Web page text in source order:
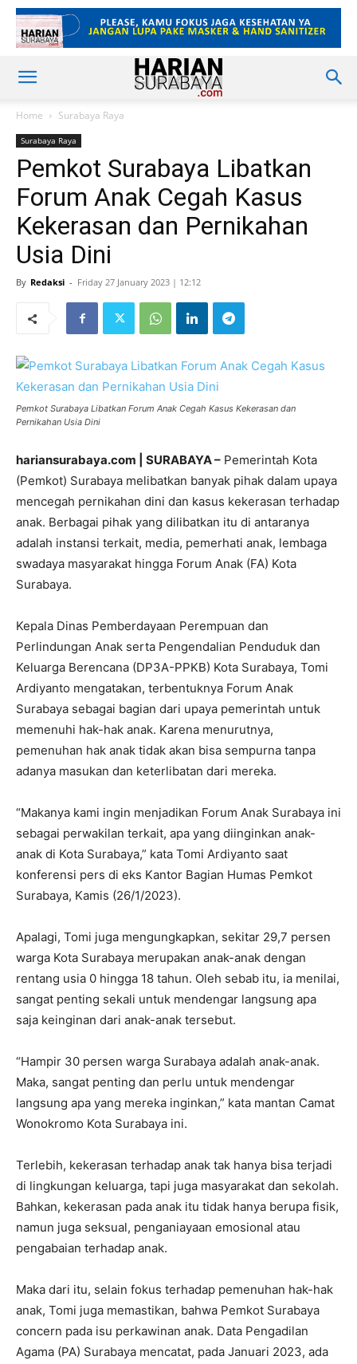
Home Surabaya Raya
Surabaya Raya
Pemkot Surabaya Libatkan
Forum Anak Cegah Kasus
Kekerasan dan Pernikahan
Usia Dini
By Redaksi - Friday 27 January 2023 | 12:12
Pemkot Surabaya Libatkan Forum Anak Cegah Kasus Kekerasan dan
Pernikahan Usia Dini
hariansurabaya.com | SURABAYA – Pemerintah Kota
(Pemkot) Surabaya melibatkan banyak pihak dalam upaya
mencegah pernikahan dini dan kasus kekerasan terhadap
anak. Berbagai pihak yang dilibatkan itu di antaranya
adalah instansi terkait, media, pemerhati anak, lembaga
swadaya masyarakat hingga Forum Anak (FA) Kota
Surabaya.
Kepala Dinas Pemberdayaan Perempuan dan
Perlindungan Anak serta Pengendalian Penduduk dan
Keluarga Berencana (DP3A-PPKB) Kota Surabaya, Tomi
Ardiyanto mengatakan, terbentuknya Forum Anak
Surabaya sebagai bagian dari upaya pemerintah untuk
memenuhi hak-hak anak. Karena menurutnya,
pemenuhan hak anak tidak akan bisa sempurna tanpa
adanya masukan dan keterlibatan dari mereka.
“Makanya kami ingin menjadikan Forum Anak Surabaya ini
sebagai perwakilan terkait, apa yang diinginkan anak-
anak di Kota Surabaya,” kata Tomi Ardiyanto saat
konferensi pers di eks Kantor Bagian Humas Pemkot
Surabaya, Kamis (26/1/2023).
Apalagi, Tomi juga mengungkapkan, sekitar 29,7 persen
warga Kota Surabaya merupakan anak-anak dengan
rentang usia 0 hingga 18 tahun. Oleh sebab itu, ia menilai,
sangat penting sekali untuk mendengar langsung apa
saja keinginan dari anak-anak tersebut.
“Hampir 30 persen warga Surabaya adalah anak-anak.
Maka, sangat penting dan perlu untuk mendengar
langsung apa yang mereka inginkan,” kata mantan Camat
Wonokromo Kota Surabaya ini.
Terlebih, kekerasan terhadap anak tak hanya bisa terjadi
di lingkungan keluarga, tapi juga masyarakat dan sekolah.
Bahkan, kekerasan pada anak itu tidak hanya berupa fisik,
namun juga seksual, penganiayaan emosional atau
pengabaian terhadap anak.
Maka dari itu, selain fokus terhadap pemenuhan hak-hak
anak, Tomi juga memastikan, bahwa Pemkot Surabaya
concern pada isu perkawinan anak. Data Pengadilan
Agama (PA) Surabaya mencatat, pada Januari 2023, ada